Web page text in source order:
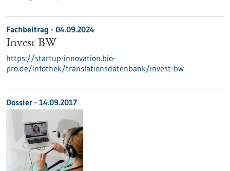
Fachbeitrag - 04.09.2024
Invest BW
https://startup-innovation.bio-
pro.de/infothek/translationsdatenbank/invest-bw
Dossier - 14.09.2017